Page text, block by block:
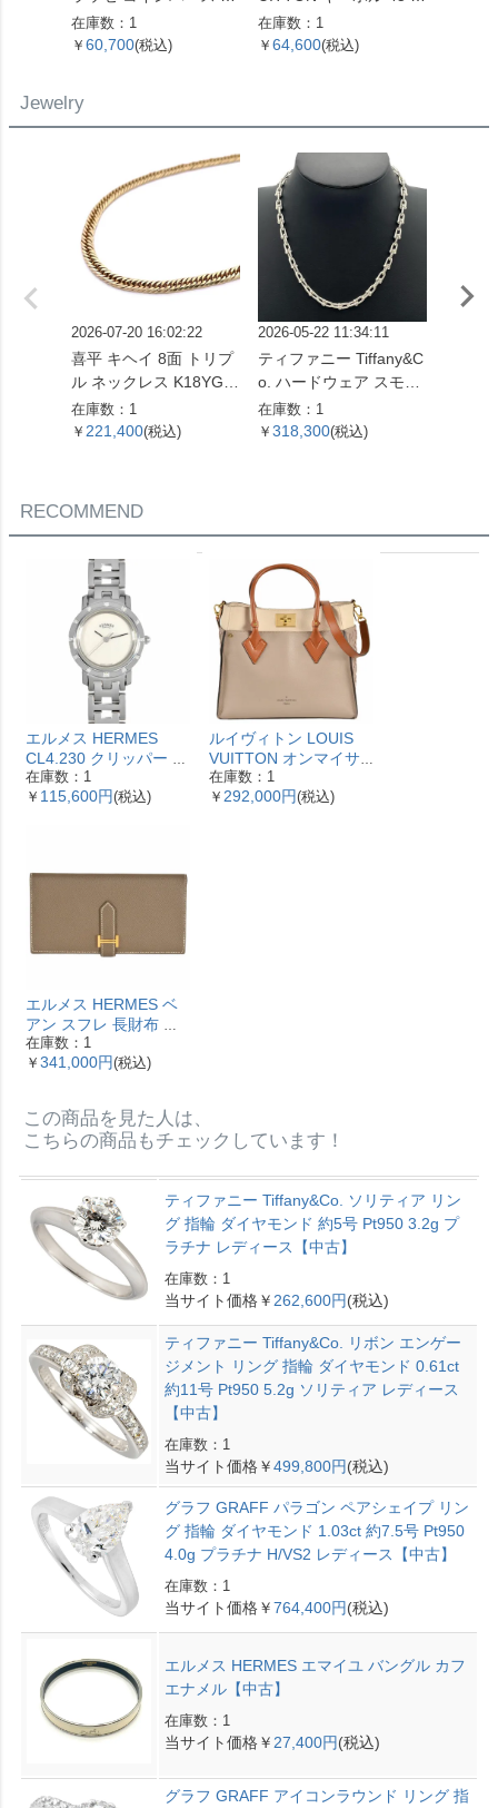
インケース キャビアス
キン ブラック ゴールド
在庫数：1
￥ 60,700(税込)
ストンバッグ モノグラ
ム キャンバス M41428
在庫数：1
￥ 64,600(税込)
Jewelry
2026-07-20 16:02:22
喜平 キヘイ 8面 トリプ
ル ネックレス K18YG 1
0.4g【中古】
在庫数：1
￥ 221,400(税込)
2026-05-22 11:34:11
ティファニー Tiffany&C
o. ハードウェア スモー
ルリンク ネックレス 60
153093 SV925 42.4g シ
在庫数：1
￥ 318,300(税込)
RECOMMEND
エルメス HERMES
CL4.230 クリッパー ナ
クレ 腕時計 シェル文字
盤 ベゼル12Pダイヤ レ
在庫数：1
￥ 115,600円(税込)
ルイヴィトン LOUIS
VUITTON オンマイサ
イドMM ハンドバッグ
2WAY レザー M53825
在庫数：1
￥ 292,000円(税込)
エルメス HERMES ベ
アン スフレ 長財布 ヴ
ォーエプソン Y刻印 エ
トゥープ ゴールド金具
在庫数：1
￥ 341,000円(税込)
この商品を見た人は、
こちらの商品もチェックしています！
ティファニー Tiffany&Co. ソリティア リン
グ 指輪 ダイヤモンド 約5号 Pt950 3.2g プ
ラチナ レディース【中古】
在庫数：1
当サイト価格￥ 262,600円(税込)
ティファニー Tiffany&Co. リボン エンゲー
ジメント リング 指輪 ダイヤモンド 0.61ct
約11号 Pt950 5.2g ソリティア レディース
【中古】
在庫数：1
当サイト価格￥499,800円(税込)
グラフ GRAFF パラゴン ペアシェイプ リン
グ 指輪 ダイヤモンド 1.03ct 約7.5号 Pt950
4.0g プラチナ H/VS2 レディース【中古】
在庫数：1
当サイト価格￥764,400円(税込)
エルメス HERMES エマイユ バングル カフ
エナメル【中古】
在庫数：1
当サイト価格￥ 27,400円(税込)
グラフ GRAFF アイコンラウンド リング 指